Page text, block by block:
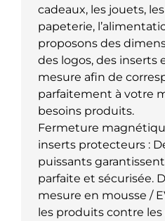
cadeaux, les jouets,
papeterie,
proposons des
des logos, des inserts
mesure afin de
parfaitement à votre
besoins produits.
Fermeture
inserts protecteurs :
puissants
parfaite et sécurisée.
mesure en mousse /
les produits contre les